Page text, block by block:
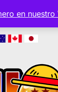
en